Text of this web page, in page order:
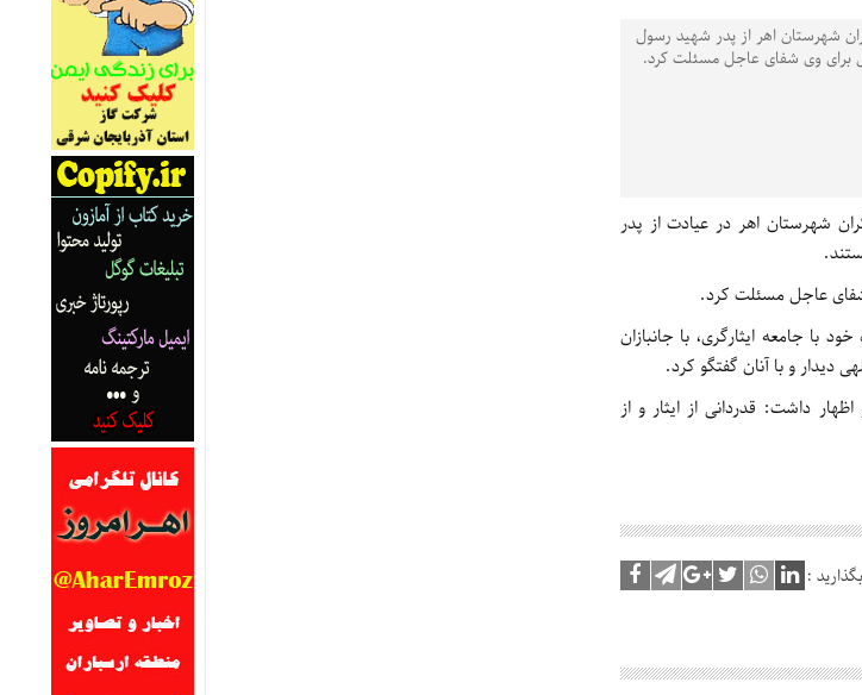
شهرستان اهر از پدر شهید رسول
برای وی شفای عاجل مسئلت کرد.
شهرستان اهر در عیادت از پدر
شفای عاجل مسئلت کرد.
با جامعه ایثارگری، با جانبازان
و با آنان گفتگو کرد.
داشت: قدردانی از ایثار و از
: